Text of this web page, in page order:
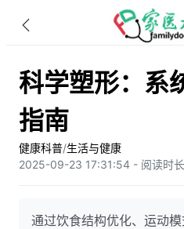
科学塑形：系
指南
健康科普/生活与健康
2025-09-23 17:31:54 - 阅读时
通过饮食结构优化、运动